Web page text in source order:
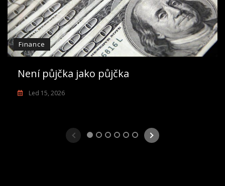
Finance
Není půjčka jako půjčka
Led 15, 2026
1 2 3 4 5 6